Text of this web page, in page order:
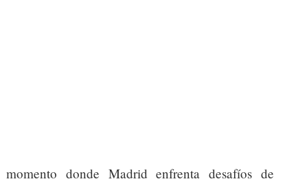
donde Madrid enfrenta desafíos de